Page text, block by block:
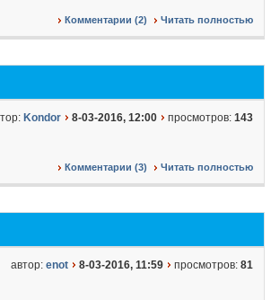
Комментарии (2) Читать полностью
Kondor 8-03-2016, 12:00 просмотров: 143
Комментарии (3) Читать полностью
автор: enot 8-03-2016, 11:59 просмотров: 81